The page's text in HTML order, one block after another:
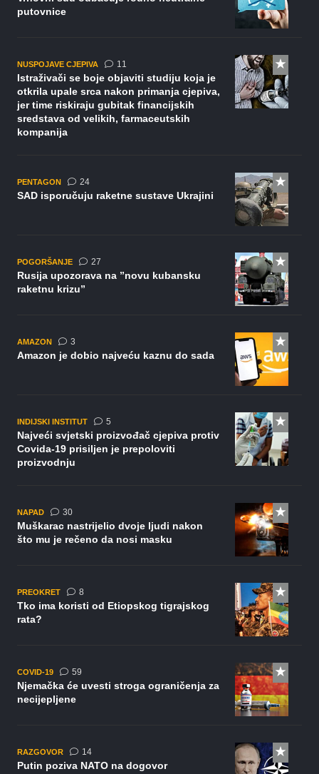
putovnice
NUSPOJAVE CJEPIVA 11
Istraživači se boje objaviti studiju koja je
otkrila upale srca nakon primanja cjepiva,
jer time riskiraju gubitak financijskih
sredstava od velikih, farmaceutskih
kompanija
PENTAGON 24komentara
SAD isporučuju raketne sustave Ukrajini
POGORŠANJE 27komentara
Rusija upozorava na ”novu kubansku
raketnu krizu”
AMAZON 3komentara
Amazon je dobio najveću kaznu do sada
INDIJSKI INSTITUT 5komentara
Najveći svjetski proizvođač cjepiva protiv
Covida-19 prisiljen je prepoloviti
proizvodnju
NAPAD 30komentara
Muškarac nastrijelio dvoje ljudi nakon
što mu je rečeno da nosi masku
PREOKRET 8komentara
Tko ima koristi od Etiopskog tigrajskog
rata?
COVID-19 59komentara
Njemačka će uvesti stroga ograničenja za
necijepljene
RAZGOVOR 14komentara
Putin poziva NATO na dogovor